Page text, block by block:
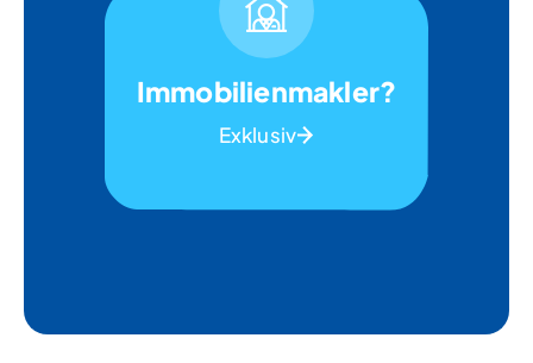
Immobilienmakler?
Exklusiv